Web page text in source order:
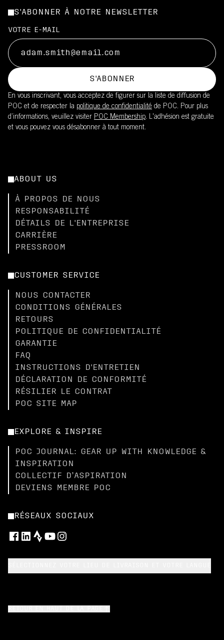
S'ABONNER À NOTRE NEWSLETTER
VOTRE E-MAIL
S'ABONNER
En vous inscrivant, vous acceptez de figurer sur la liste de diffusion de
POC et de respecter la politique de confidentialité de POC. Pour plus
d’informations, veuillez visiter POC Membership. L'adhésion est gratuite
et vous pouvez vous désabonner à tout moment.
ABOUT US
À PROPOS DE NOUS
RESPONSABILITÉ
DÉTAILS DE L'ENTREPRISE
CARRIÈRE
PRESSROOM
CUSTOMER SERVICE
NOUS CONTACTER
CONDITIONS GÉNÉRALES
RETOURS
POLITIQUE DE CONFIDENTIALITÉ
GARANTIE
FAQ
INSTRUCTIONS D'ENTRETIEN
DÉCLARATION DE CONFORMITÉ
RÉSILIER LE CONTRAT
POC SITE MAP
EXPLORE & INSPIRE
POC JOURNAL: GEAR UP WITH KNOWLEDGE &
INSPIRATION
COLLECTIF D’ASPIRATION
DEVIENS MEMBRE POC
RÉSEAUX SOCIAUX